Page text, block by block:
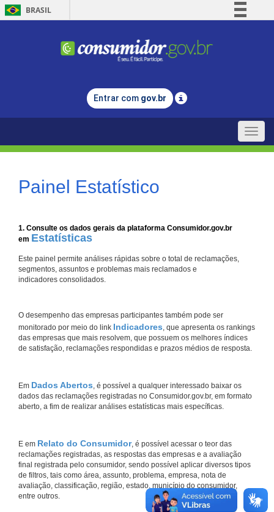
BRASIL
Comunica BR
Legislação
Entrar com gov.br
Toggle
Painel Estatístico
1. Consulte os dados gerais da plataforma Consumidor.gov.br
em Estatísticas
Este painel permite análises rápidas sobre o total de reclamações,
segmentos, assuntos e problemas mais reclamados e
indicadores consolidados.
O desempenho das empresas participantes também pode ser
monitorado por meio do link Indicadores, que apresenta os rankings
das empresas que mais resolvem, que possuem os melhores índices
de satisfação, reclamações respondidas e prazos médios de resposta.
Em Dados Abertos, é possível a qualquer interessado baixar os
dados das reclamações registradas no Consumidor.gov.br, em formato
aberto, a fim de realizar análises estatísticas mais específicas.
E em Relato do Consumidor, é possível acessar o teor das
reclamações registradas, as respostas das empresas e a avaliação
final registrada pelo consumidor, sendo possível aplicar diversos tipos
de filtros, tais como área, assunto, problema, empresa, nota de
avaliação, classificação, região, estado, município do consumidor,
entre outros.